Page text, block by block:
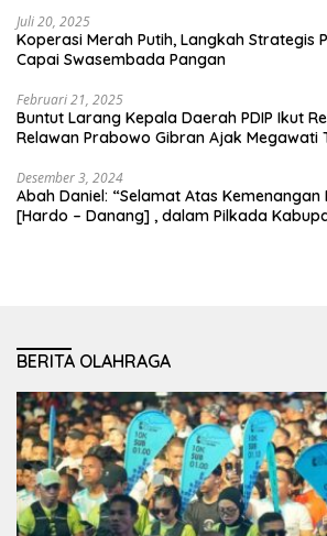
Juli 20, 2025
Koperasi Merah Putih, Langkah Strategis
Capai Swasembada Pangan
Februari 21, 2025
Buntut Larang Kepala Daerah PDIP Ikut
Relawan Prabowo Gibran Ajak Megawati
Desember 3, 2024
Abah Daniel: “Selamat Atas Kemenangan
[Hardo – Danang] , dalam Pilkada
BERITA OLAHRAGA